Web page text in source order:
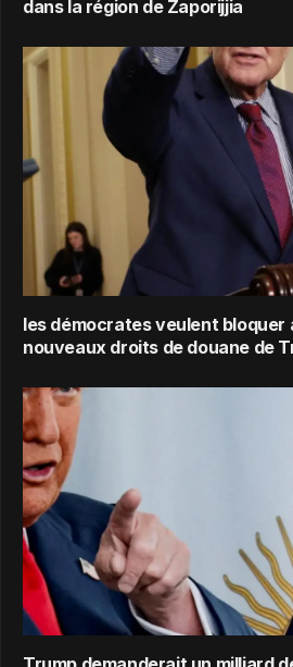
dans la région de Zaporijjia
les démocrates veulent bloquer
nouveaux droits de douane de